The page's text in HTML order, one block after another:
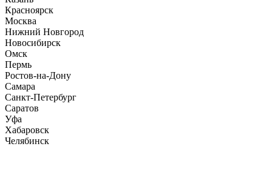
Красноярск
Москва
Нижний Новгород
Новосибирск
Омск
Пермь
Ростов-на-Дону
Самара
Санкт-Петербург
Саратов
Уфа
Хабаровск
Челябинск